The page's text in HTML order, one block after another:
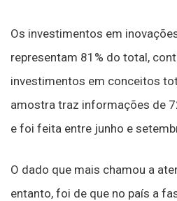
Os investimentos em
representam 81% do total,
investimentos em conceitos
amostra traz informações de
e foi feita entre junho e
O dado que mais chamou a
entanto, foi de que no país a